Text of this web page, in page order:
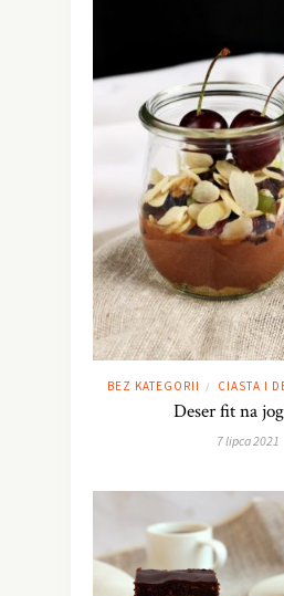
BEZ KATEGORII / CIASTA I
Deser fit na
7 lipca 2021